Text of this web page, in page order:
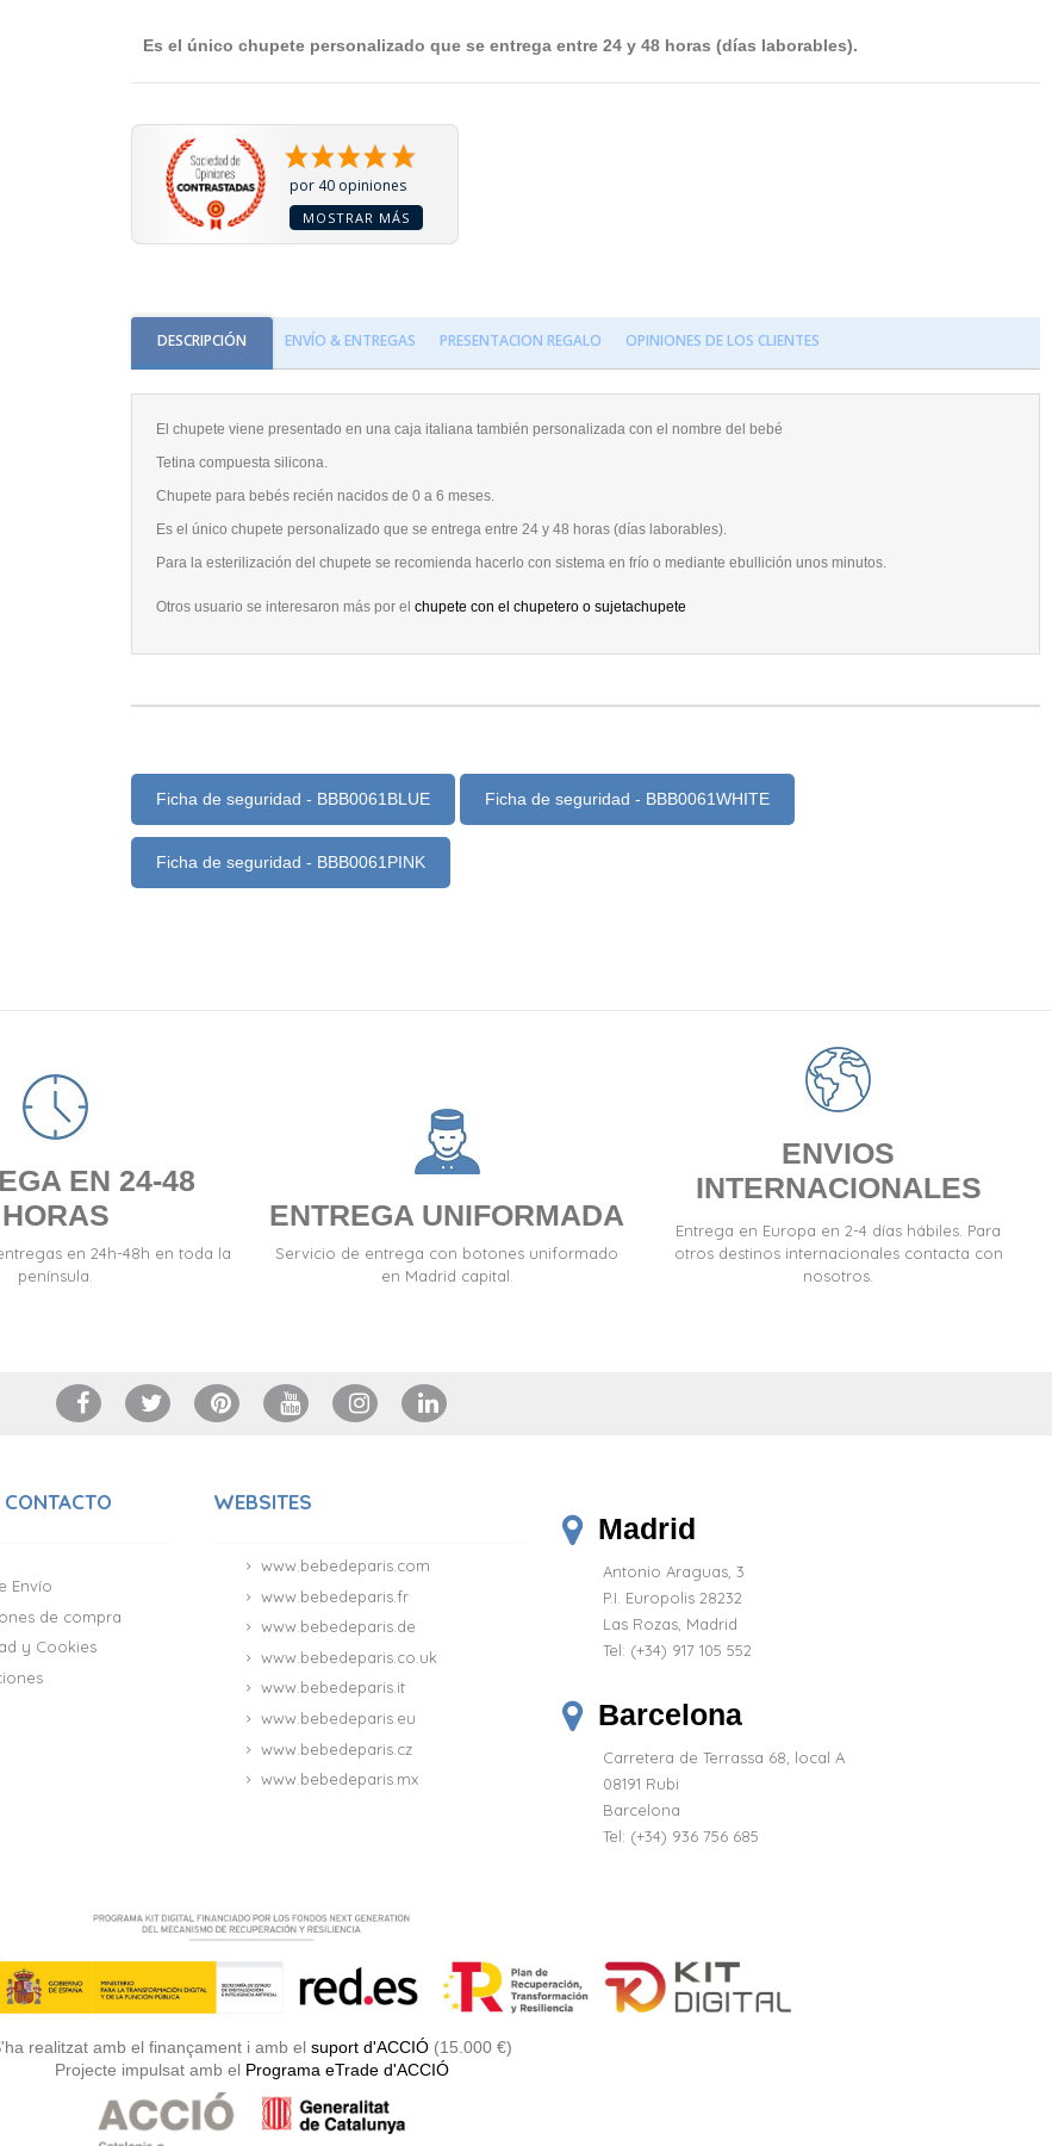
Es el único chupete personalizado que se entrega entre 24 y 48 horas (días laborables).
por 40 opiniones
MOSTRAR MÁS
DESCRIPCIÓN ENVÍO & ENTREGAS PRESENTACION REGALO OPINIONES DE LOS CLIENTES
El chupete viene presentado en una caja italiana también personalizada con el nombre del bebé
Tetina compuesta silicona.
Chupete para bebés recién nacidos de 0 a 6 meses.
Es el único chupete personalizado que se entrega entre 24 y 48 horas (días laborables).
Para la esterilización del chupete se recomienda hacerlo con sistema en frío o mediante ebullición unos minutos.
Otros usuario se interesaron más por el chupete con el chupetero o sujetachupete
Ficha de seguridad - BBB0061BLUE Ficha de seguridad - BBB0061WHITE
Ficha de seguridad - BBB0061PINK
EN 24-48
HORAS
en 24h-48h en toda la
península.
ENTREGA UNIFORMADA
Servicio de entrega con botones uniformado
en Madrid capital.
ENVIOS
INTERNACIONALES
Entrega en Europa en 2-4 días hábiles. Para
otros destinos internacionales contacta con
nosotros.
Envío
de compra
y Cookies
WEBSITES
www.bebedeparis.com
www.bebedeparis.fr
www.bebedeparis.de
www.bebedeparis.co.uk
www.bebedeparis.it
www.bebedeparis.eu
www.bebedeparis.cz
www.bebedeparis.mx
Madrid
Antonio Araguas, 3
P.I. Europolis 28232
Las Rozas, Madrid
Tel: (+34) 917 105 552
Barcelona
Carretera de Terrassa 68, local A
08191 Rubi
Barcelona
Tel: (+34) 936 756 685
realitzat amb el finançament i amb el suport d'ACCIÓ (15.000 €)
Projecte impulsat amb el Programa eTrade d'ACCIÓ